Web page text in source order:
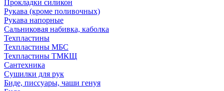
Прокладки силикон
Рукава (кроме поливочных)
Рукава напорные
Сальниковая набивка, каболка
Техпластины
Техпластины МБС
Техпластины ТМКЩ
Сантехника
Сушилки для рук
Биде, писсуары, чаши генуя